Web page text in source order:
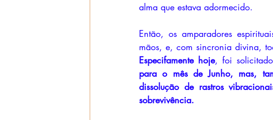
alma que estava adormecido.
Então, os amparadores
Especifamente hoje, foi
para o mês de Junho, mas,
dissolução de rastros
sobrevivência.